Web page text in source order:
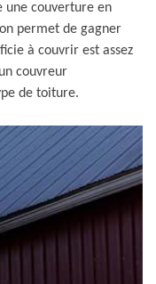
une couverture en
permet de gagner
à couvrir est assez
couvreur
de toiture.